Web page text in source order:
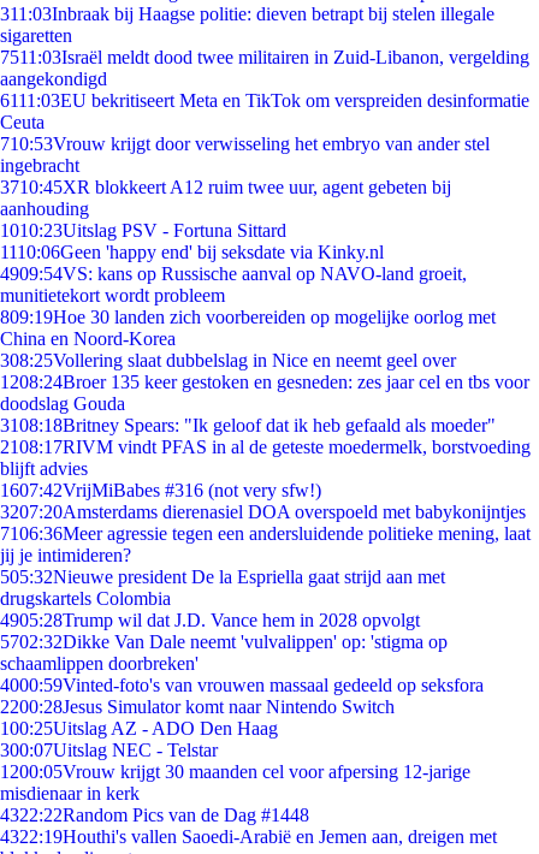
311:03Inbraak bij Haagse politie: dieven betrapt bij stelen illegale
sigaretten
7511:03Israël meldt dood twee militairen in Zuid-Libanon, vergelding
aangekondigd
6111:03EU bekritiseert Meta en TikTok om verspreiden desinformatie
Ceuta
710:53Vrouw krijgt door verwisseling het embryo van ander stel
ingebracht
3710:45XR blokkeert A12 ruim twee uur, agent gebeten bij
aanhouding
1010:23Uitslag PSV - Fortuna Sittard
1110:06Geen 'happy end' bij seksdate via Kinky.nl
4909:54VS: kans op Russische aanval op NAVO-land groeit,
munitietekort wordt probleem
809:19Hoe 30 landen zich voorbereiden op mogelijke oorlog met
China en Noord-Korea
308:25Vollering slaat dubbelslag in Nice en neemt geel over
1208:24Broer 135 keer gestoken en gesneden: zes jaar cel en tbs voor
doodslag Gouda
3108:18Britney Spears: "Ik geloof dat ik heb gefaald als moeder"
2108:17RIVM vindt PFAS in al de geteste moedermelk, borstvoeding
blijft advies
1607:42VrijMiBabes #316 (not very sfw!)
3207:20Amsterdams dierenasiel DOA overspoeld met babykonijntjes
7106:36Meer agressie tegen een andersluidende politieke mening, laat
jij je intimideren?
505:32Nieuwe president De la Espriella gaat strijd aan met
drugskartels Colombia
4905:28Trump wil dat J.D. Vance hem in 2028 opvolgt
5702:32Dikke Van Dale neemt 'vulvalippen' op: 'stigma op
schaamlippen doorbreken'
4000:59Vinted-foto's van vrouwen massaal gedeeld op seksfora
2200:28Jesus Simulator komt naar Nintendo Switch
100:25Uitslag AZ - ADO Den Haag
300:07Uitslag NEC - Telstar
1200:05Vrouw krijgt 30 maanden cel voor afpersing 12-jarige
misdienaar in kerk
4322:22Random Pics van de Dag #1448
4322:19Houthi's vallen Saoedi-Arabië en Jemen aan, dreigen met